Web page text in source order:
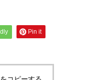
Pin it